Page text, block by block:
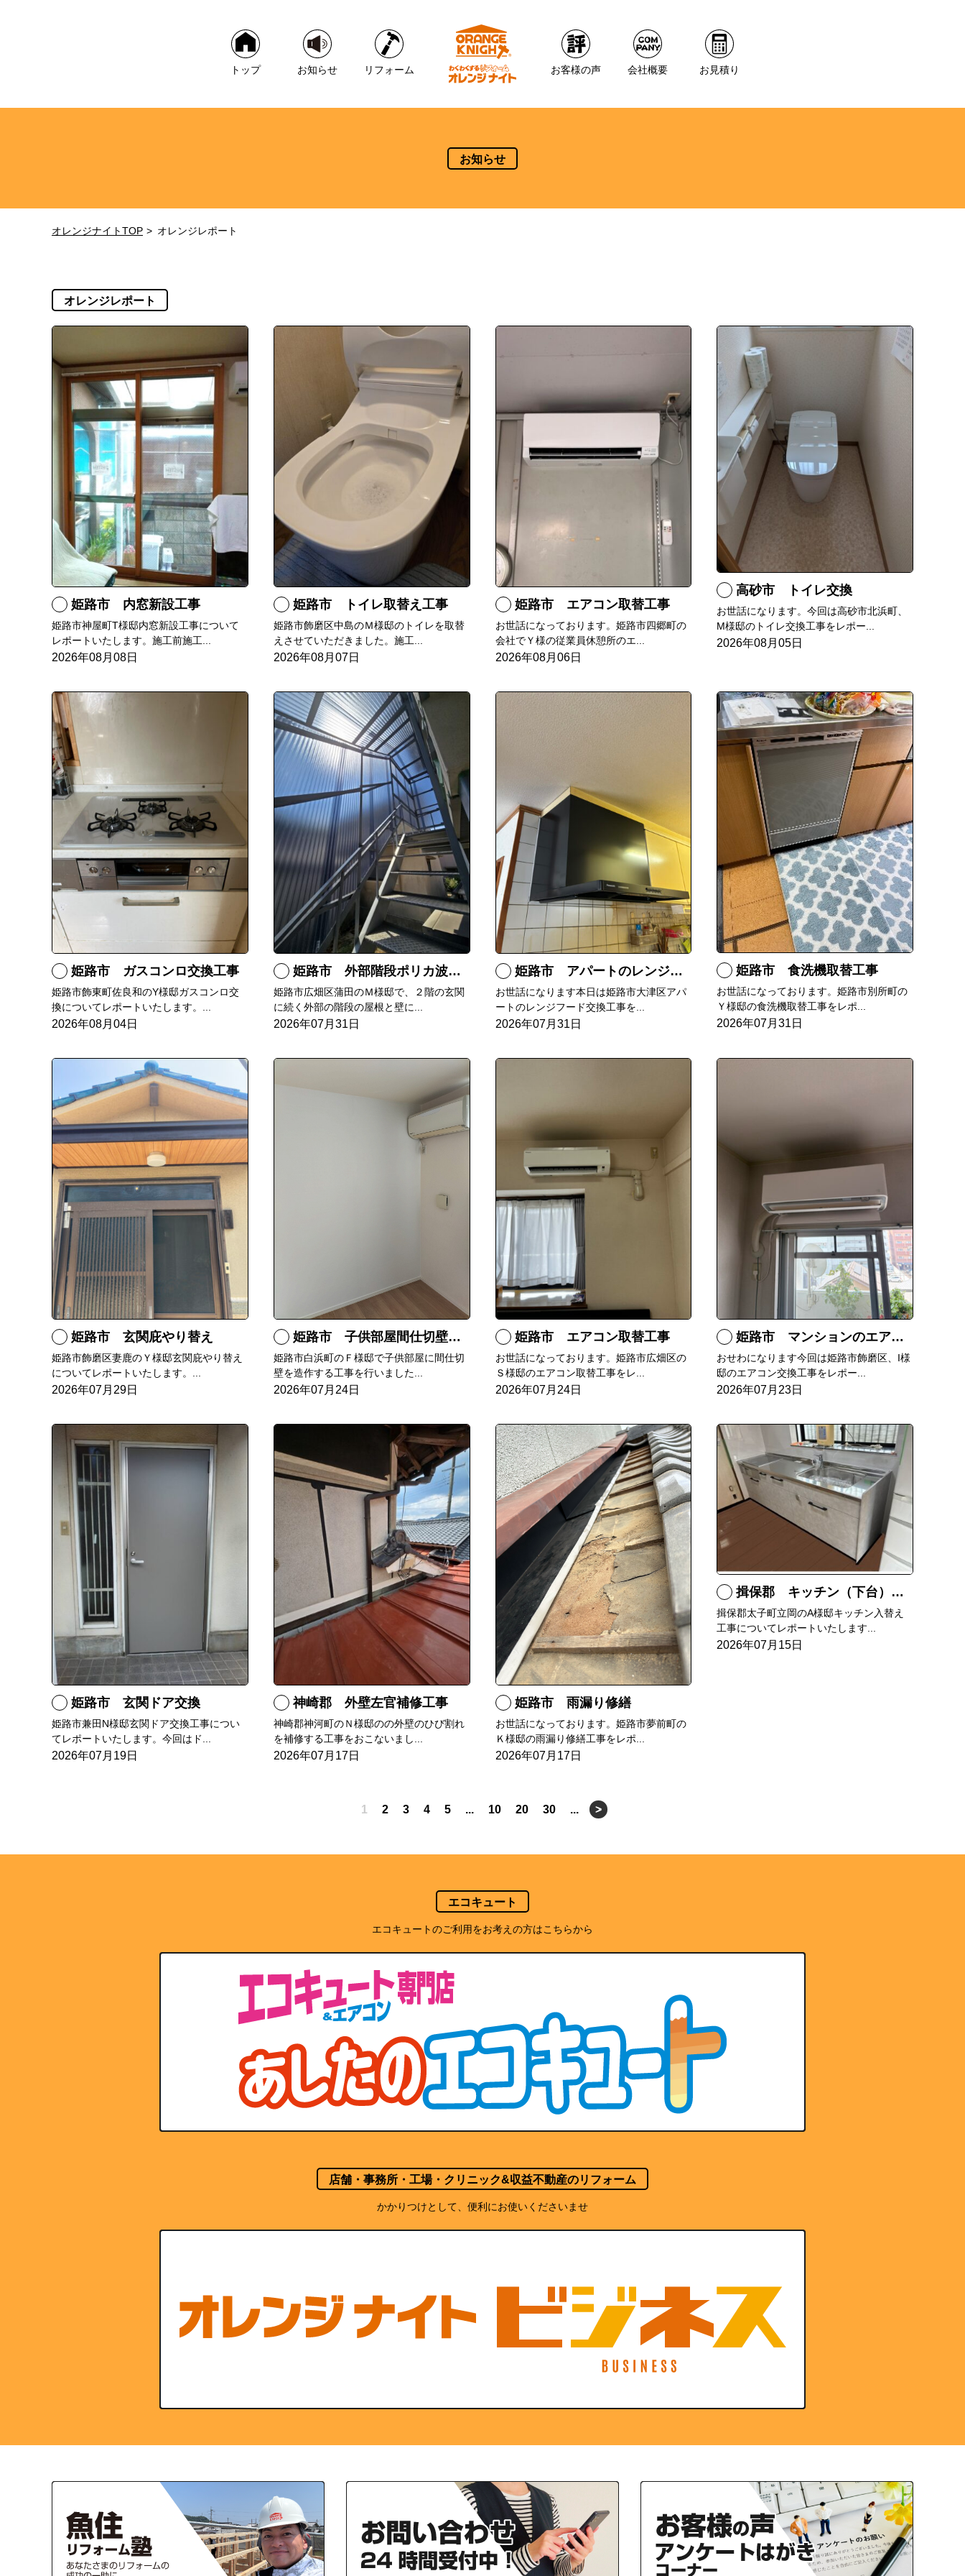
トップ お知らせ リフォーム お客様の声 会社概要 お見積り
お知らせ
オレンジナイトTOP オレンジレポート
オレンジレポート
姫路市 内窓新設工事
姫路市神屋町T様邸内窓新設工事について
レポートいたします。施工前施工...
2026年08月08日
姫路市 トイレ取替え工事
姫路市飾磨区中島のＭ様邸のトイレを取替
えさせていただきました。施工...
2026年08月07日
姫路市 エアコン取替工事
お世話になっております。姫路市四郷町の
会社でＹ様の従業員休憩所のエ...
2026年08月06日
高砂市 トイレ交換
お世話になります。今回は高砂市北浜町、
M様邸のトイレ交換工事をレポー...
2026年08月05日
姫路市 ガスコンロ交換工事
姫路市飾東町佐良和のY様邸ガスコンロ交
換についてレポートいたします。...
2026年08月04日
姫路市 外部階段ポリカ波板張替工事
姫路市広畑区蒲田のＭ様邸で、２階の玄関
に続く外部の階段の屋根と壁に...
2026年07月31日
姫路市 アパートのレンジフード交換
お世話になります本日は姫路市大津区アパ
ートのレンジフード交換工事を...
2026年07月31日
姫路市 食洗機取替工事
お世話になっております。姫路市別所町の
Ｙ様邸の食洗機取替工事をレポ...
2026年07月31日
姫路市 玄関庇やり替え
姫路市飾磨区妻鹿のＹ様邸玄関庇やり替え
についてレポートいたします。...
2026年07月29日
姫路市 子供部屋間仕切壁造作
姫路市白浜町のＦ様邸で子供部屋に間仕切
壁を造作する工事を行いました...
2026年07月24日
姫路市 エアコン取替工事
お世話になっております。姫路市広畑区の
Ｓ様邸のエアコン取替工事をレ...
2026年07月24日
姫路市 マンションのエアコンをダイキンRXへ交換
おせわになります今回は姫路市飾磨区、I様
邸のエアコン交換工事をレポー...
2026年07月23日
姫路市 玄関ドア交換
姫路市兼田N様邸玄関ドア交換工事につい
てレポートいたします。今回はド...
2026年07月19日
神崎郡 外壁左官補修工事
神崎郡神河町のＮ様邸のの外壁のひび割れ
を補修する工事をおこないまし...
2026年07月17日
姫路市 雨漏り修繕
お世話になっております。姫路市夢前町の
Ｋ様邸の雨漏り修繕工事をレポ...
2026年07月17日
揖保郡 キッチン（下台）交換
揖保郡太子町立岡のA様邸キッチン入替え
工事についてレポートいたします...
2026年07月15日
1 2 3 4 5 ... 10 20 30 ... >
エコキュート
エコキュートのご利用をお考えの方はこちらから
店舗・事務所・工場・クリニック&収益不動産のリフォーム
かかりつけとして、便利にお使いくださいませ